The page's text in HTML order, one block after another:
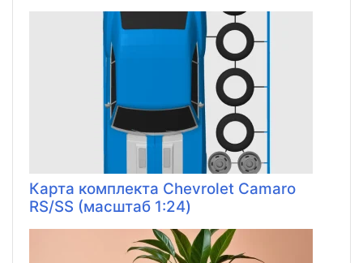
Карта комплекта Chevrolet Camaro
RS/SS (масштаб 1:24)